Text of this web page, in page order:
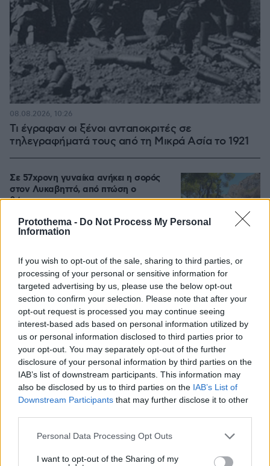
Protothema - Do Not Process My Personal
Information
If you wish to opt-out of the sale, sharing to third parties, or
processing of your personal or sensitive information for
targeted advertising by us, please use the below opt-out
section to confirm your selection. Please note that after your
opt-out request is processed you may continue seeing
interest-based ads based on personal information utilized by
us or personal information disclosed to third parties prior to
your opt-out. You may separately opt-out of the further
disclosure of your personal information by third parties on the
IAB’s list of downstream participants. This information may
also be disclosed by us to third parties on the IAB’s List of
Downstream Participants that may further disclose it to other
Please note that this website/app uses one or more Google
not limited to your visit or usage behaviour. You may click to
Personal Data Processing Opt Outs
I want to opt-out of the Sharing of my
Τι έγραφαν οι ξένοι ανταποκριτές σε
τηλεγραφήματά τους από τη Μικρά Ασία το 1921
08.08.2026, 10:26
Σε 57χρονη γυναίκα ανήκει η σορός
στον Λυκαβηττό, από πτώση ο
θάνατος
08.08.2026, 15:07 51
Συνετρίβη πυροσβεστικό ελικόπτερο
ενώ επιχειρούσε σε μεγάλη δασική
πυρκαγιά στη Γιούτα
08.08.2026, 09:34
Προήχθη σε Αστυνόμο Α' η
Κωνσταντία Δημογλίδου
08.08.2026, 14:57 25